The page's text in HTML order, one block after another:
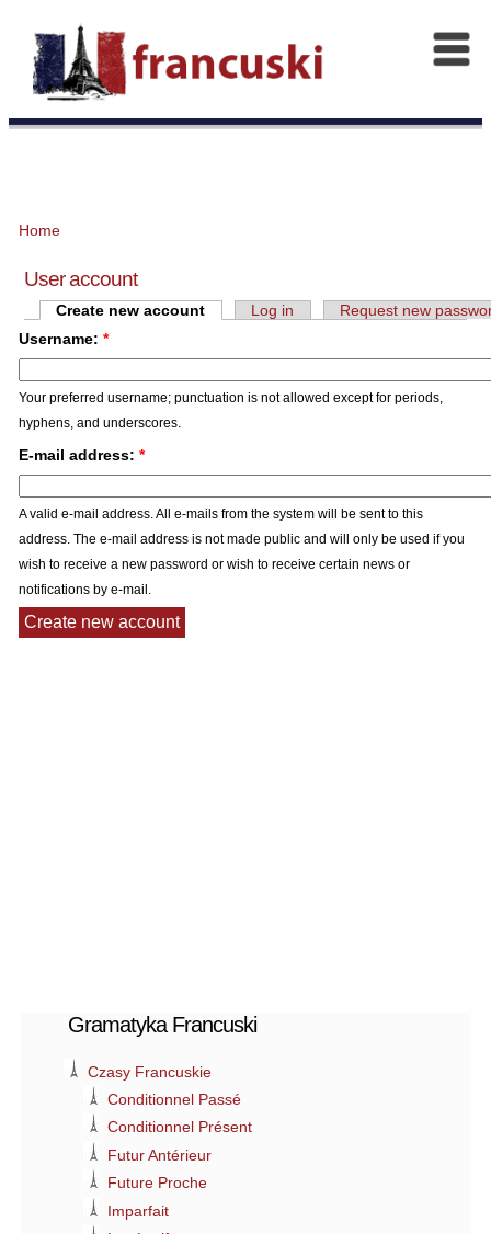
Home
User account
Create new account Log in
Request new
Username: *
Your preferred username; punctuation is not allowed except for periods,
hyphens, and underscores.
E-mail address: *
A valid e-mail address. All e-mails from the system will be sent to this
address. The e-mail address is not made public and will only be used if you
wish to receive a new password or wish to receive certain news or
notifications by e-mail.
Gramatyka Francuski
Czasy Francuskie
Conditionnel Passé
Conditionnel Présent
Futur Antérieur
Future Proche
Imparfait